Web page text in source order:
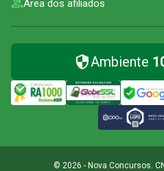
Área dos afiliados
Ambiente
© 2026 - Nova Concursos.